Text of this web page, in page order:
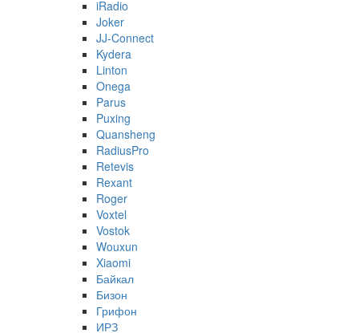
iRadio
Joker
JJ-Connect
Kydera
Linton
Onega
Parus
Puxing
Quansheng
RadiusPro
Retevis
Rexant
Roger
Voxtel
Vostok
Wouxun
Xiaomi
Байкал
Бизон
Грифон
ИРЗ